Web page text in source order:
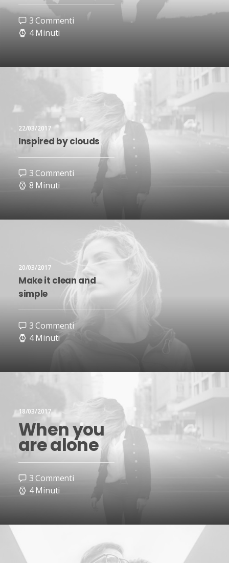
3 Commenti
4 Minuti
22/03/2017
Inspired by clouds
3 Commenti
8 Minuti
20/03/2017
Make it clean and
simple
3 Commenti
4 Minuti
18/03/2017
When you
are alone
3 Commenti
4 Minuti